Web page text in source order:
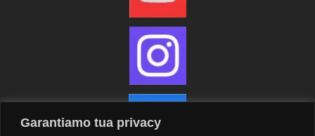
Garantiamo tua privacy